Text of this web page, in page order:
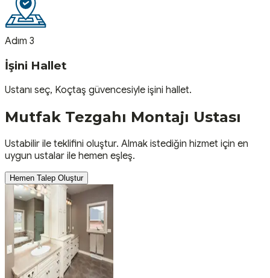
Adım 3
İşini Hallet
Ustanı seç, Koçtaş güvencesiyle işini hallet.
Mutfak Tezgahı Montajı Ustası
Ustabilir ile teklifini oluştur. Almak istediğin hizmet için en
uygun ustalar ile hemen eşleş.
Hemen Talep Oluştur